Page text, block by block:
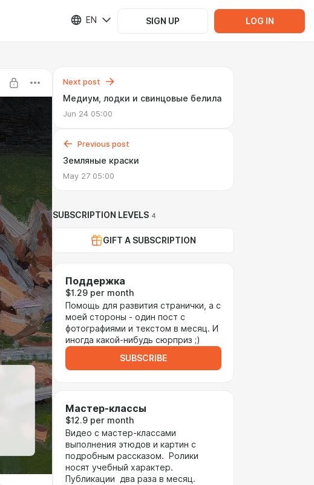
EN SIGN UP LOG IN
Next post
Медиум, лодки и свинцовые белила
Jun 24 05:00
Previous post
Земляные краски
May 27 05:00
SUBSCRIPTION LEVELS 4
GIFT A SUBSCRIPTION
Поддержка
$1.29 per month
Помощь для развития странички, а с
моей стороны - один пост с
фотографиями и текстом в месяц. И
иногда какой-нибудь сюрприз ;)
SUBSCRIBE
Мастер-классы
$12.9 per month
Видео с мастер-классами
выполнения этюдов и картин с
подробным рассказом. Ролики
носят учебный характер.
Публикации два раза в месяц.